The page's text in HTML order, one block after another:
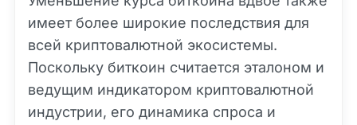
имеет более широкие последствия для
всей криптовалютной экосистемы.
Поскольку биткоин считается эталоном и
ведущим индикатором криптовалютной
индустрии, его динамика спроса и